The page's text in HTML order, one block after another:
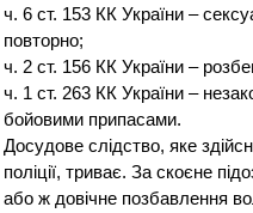
ч. 6 ст. 153 КК України –
повторно;
ч. 2 ст. 156 КК України –
ч. 1 ст. 263 КК України –
бойовими припасами.
Досудове слідство, яке
поліції, триває. За скоєне
або ж довічне позбавлення